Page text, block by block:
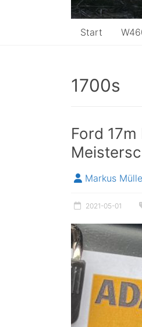
Start
1700s
Ford
Markus
2021-05-01